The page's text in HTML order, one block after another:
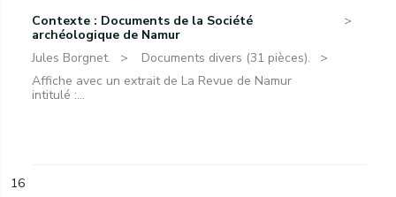
Contexte : Documents de la Société
archéologique de Namur
Jules Borgnet.
Documents divers (31 pièces).
Affiche avec un extrait de La Revue de Namur
intitulé :...
16